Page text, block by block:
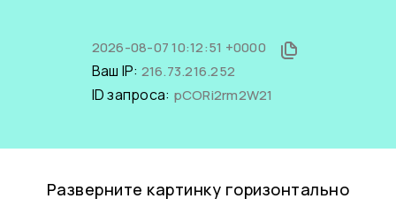
2026-08-07 10:12:51 +0000
Ваш IP: 216.73.216.252
ID запроса: pCORi2rm2W21
Разверните картинку горизонтально